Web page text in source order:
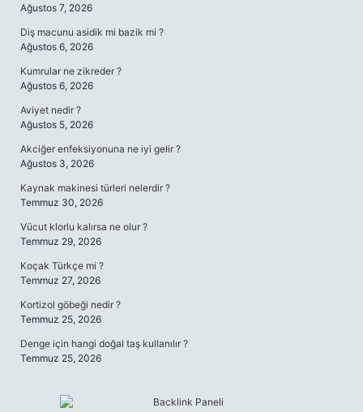
Ağustos 7, 2026
Diş macunu asidik mi bazik mi ?
Ağustos 6, 2026
Kumrular ne zikreder ?
Ağustos 6, 2026
Aviyet nedir ?
Ağustos 5, 2026
Akciğer enfeksiyonuna ne iyi gelir ?
Ağustos 3, 2026
Kaynak makinesi türleri nelerdir ?
Temmuz 30, 2026
Vücut klorlu kalırsa ne olur ?
Temmuz 29, 2026
Koçak Türkçe mi ?
Temmuz 27, 2026
Kortizol göbeği nedir ?
Temmuz 25, 2026
Denge için hangi doğal taş kullanılır ?
Temmuz 25, 2026